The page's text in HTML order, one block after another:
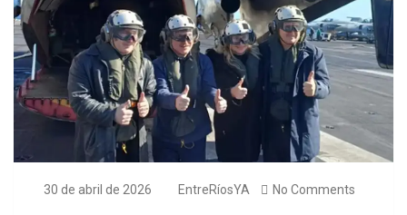
30 de abril de 2026 EntreRíosYA No Comments